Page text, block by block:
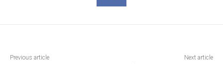
Previous article
Next article